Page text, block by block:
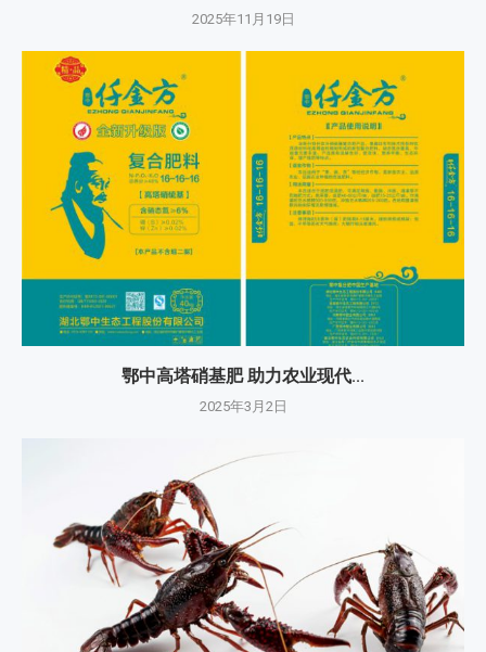
2025年11月19日
鄂中高塔硝基肥 助力农业现代...
2025年3月2日